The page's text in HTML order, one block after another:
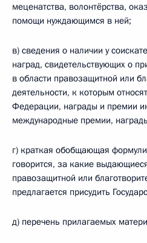
меценатства, волонтёрства,
помощи нуждающимся в ней;
в) сведения о наличии у
наград, свидетельствующих о
в области правозащитной или
деятельности, к которым
Федерации, награды и премии
международные премии,
г) краткая обобщающая
говорится, за какие
правозащитной или
предлагается присудить
д) перечень прилагаемых